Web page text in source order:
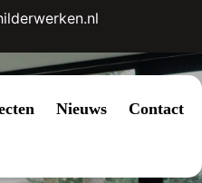
Nieuws Contact